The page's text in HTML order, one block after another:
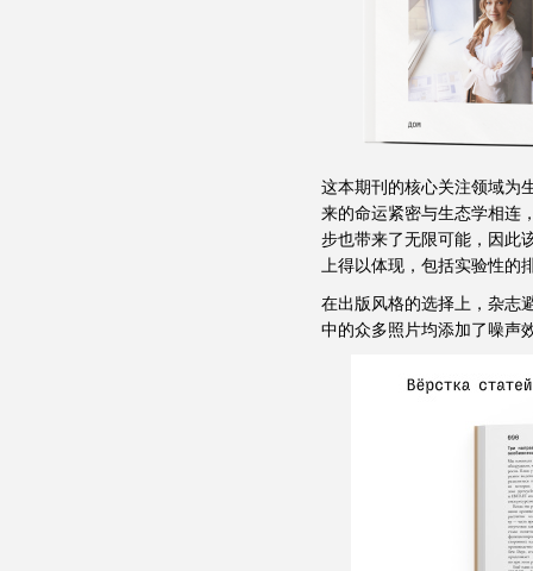
这本期刊的核心关注领域为
来的命运紧密与生态学相连
步也带来了无限可能，因此
上得以体现，包括实验性
在出版风格的选择上，杂志
中的众多照片均添加了噪声